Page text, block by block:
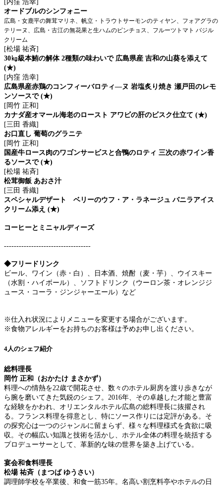
[内窪 浩幸]
オードブルのシンフォニー
広島・女鹿平の舞茸マリネ、帆立・トラウトサーモンのティヤン、フォアグラの
テリーヌ、広島・古江の無花果と生ハムのピンチョス、フルーツトマト バジル
クリーム
[松場 祐斉]
30㎏級本鮪の解体 2種類の味わいで 広島県産 吉和の山葵を添えて
(★)
[内窪 浩幸]
広島県産赤鶏のコンフィーバロティ―ヌ 岩塩炙り焼き 瀬戸田のレモ
ンソースで (★)
[岡竹 正和]
カナダ産オマール海老のロースト アワビの肝のビスク仕立て (★)
[三田 香織]
お口直し 葡萄のグラニテ
[岡竹 正和]
国産牛ロース肉のワゴンサービスと合鴨のロティ 三次の赤ワイン香
るソースで (★)
[松場 祐斉]
松茸御飯 あおさ汁
[三田 香織]
スペシャルデザート ベリーのウフ・ア・ラネージュ バニラアイス
クリーム添え (★)
コーヒーとミニャルディーズ
-----------------------------------
◆フリードリンク
ビール、ワイン（赤・白）、日本酒、焼酎（麦・芋）、ウイスキー
（水割・ハイボール）、ソフトドリンク（ウーロン茶・オレンジジ
ュース・コーラ・ジンジャーエール）など
※仕入れ状況によりメニューを変更する場合がございます。
※食物アレルギーをお持ちのお客様は予めお申し出ください。
4人のシェフ紹介
総料理長
岡竹 正和（おかたけ まさかず）
料理への情熱を22歳で開花させ、数々のホテル厨房を渡り歩きなが
ら腕を磨いてきた気鋭のシェフ。2016年、その卓越した才能と豊富
な経験をかわれ、オリエンタルホテル広島の総料理長に抜擢され
る。フランス料理を得意とし、特にソース作りには定評がある。そ
の探究心は一つのジャンルに留まらず、様々な料理様式を貪欲に吸
収。その幅広い知識と技術を活かし、ホテル全体の料理を統括する
プロデューサーとして、革新的な味の世界を築き上げている。
宴会和食料理長
松場 祐斉（まつば ゆうさい）
調理師学校を卒業後、和食一筋35年。名高い割烹料亭やホテルの日